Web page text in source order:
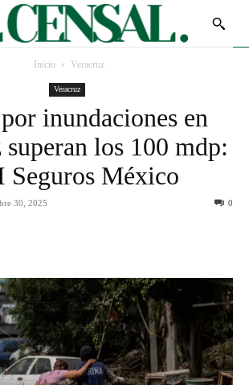
Inicio Veracruz
Veracruz
inundaciones en
superan los 100 mdp:
Seguros México
30, 2025 0